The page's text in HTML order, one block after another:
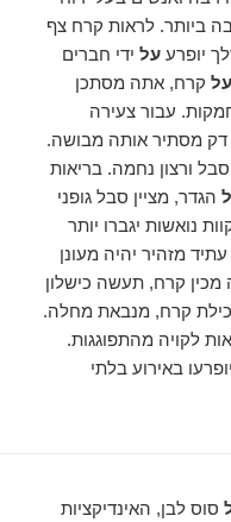
ביותר. לראות קרח צף
יופרעעל ידי חברים
על קרח, אתה מסתכן
עבור צעירה
דק מסתיר אותה מבושה.
ורצון נחמה. בריאות
הגדר, מציין סבל גופני
נואשות יגברו יותר
עתיד מזהיר יהיה מעונן
קרח, תעשה כישלון
אכילת קרח, מנבאת מחלה.
לקויה מהתפוגגות.
באירוע בלתי
סוס לבן, האינדיקציות